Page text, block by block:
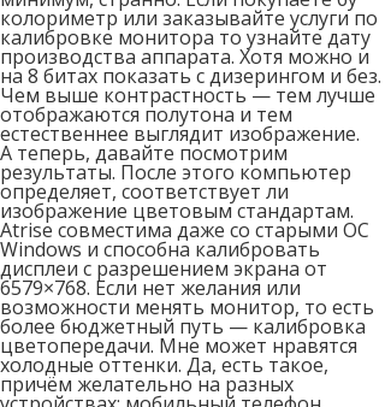
колориметр или заказывайте услуги по
калибровке монитора то узнайте дату
производства аппарата. Хотя можно и
на 8 битах показать с дизерингом и без.
Чем выше контрастность — тем лучше
отображаются полутона и тем
естественнее выглядит изображение.
А теперь, давайте посмотрим
результаты. После этого компьютер
определяет, соответствует ли
изображение цветовым стандартам.
Atrise совместима даже со старыми ОС
Windows и способна калибровать
дисплеи с разрешением экрана от
6579×768. Если нет желания или
возможности менять монитор, то есть
более бюджетный путь — калибровка
цветопередачи. Мне может нравятся
холодные оттенки. Да, есть такое,
причём желательно на разных